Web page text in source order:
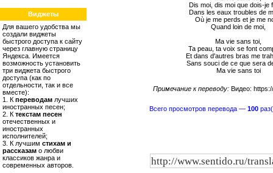
Виджеты
Для вашего удобства мы
создали виджеты
быстрого доступа к сайту
через главную страницу
Яндекса. Имеется
возможность установить
три виджета быстрого
доступа (как по
отдельности, так и все
вместе):
1. К переводам лучших
иностранных песен;
2. К текстам песен
отечественных и
иностранных
исполнителей;
3. К лучшим стихам и
рассказам о любви
классиков жанра и
современных авторов.
Dis moi, dis moi que dois-je
Dans les eaux troubles de
Où je me perds et je me
Quand loin de moi,
Ma vie sans toi,
Ta peau, ta voix se font
Et dans d'autres bras me
Sans souci de ce que sera
Ma vie sans toi
Примечание к переводу: Видео:
Всего просмотров перевода —100